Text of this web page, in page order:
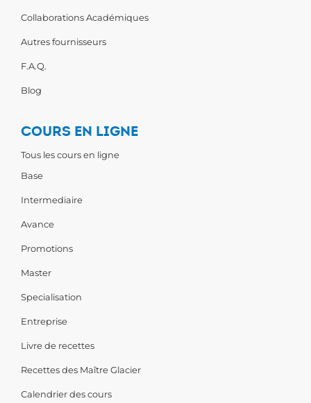
Collaborations Académiques
Autres fournisseurs
F.A.Q.
Blog
COURS EN LIGNE
Tous les cours en ligne
Base
Intermediaire
Avance
Promotions
Master
Specialisation
Entreprise
Livre de recettes
Recettes des Maître Glacier
Calendrier des cours